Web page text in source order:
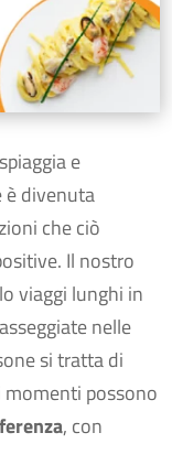
e
è divenuta
che ciò
Il nostro
viaggi lunghi in
nelle
si tratta di
momenti possono
, con